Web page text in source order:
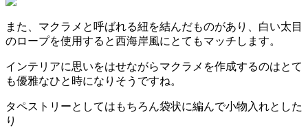
また、マクラメと呼ばれる紐を結んだものがあり、白い太目
のロープを使用すると西海岸風にとてもマッチします。
インテリアに思いをはせながらマクラメを作成するのはとて
も優雅なひと時になりそうですね。
タペストリーとしてはもちろん袋状に編んで小物入れとした
り